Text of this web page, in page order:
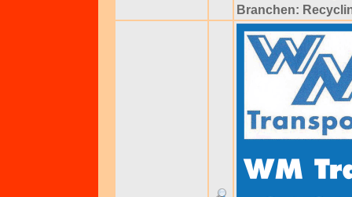
Branchen: